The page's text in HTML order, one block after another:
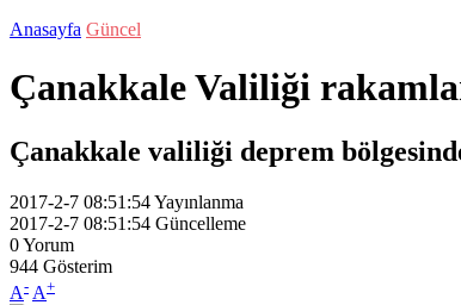
Anasayfa Güncel
Çanakkale Valiliği
Çanakkale valiliği deprem
2017-2-7 08:51:54Yayınlanma
2017-2-7 08:51:54 Güncelleme
0Yorum
944 Gösterim
A- A+